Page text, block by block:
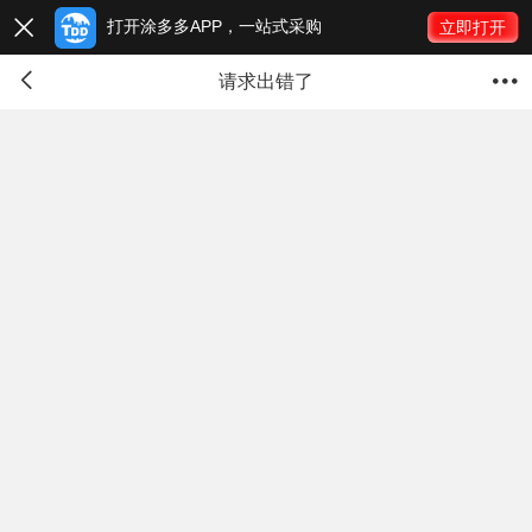
 打开涂多多APP，一站式采购 立即打开
 请求出错了 